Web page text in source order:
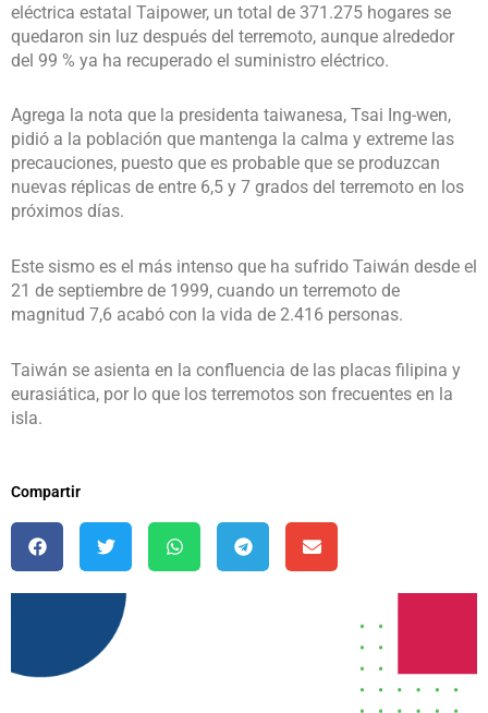
eléctrica estatal Taipower, un total de 371.275 hogares se
quedaron sin luz después del terremoto, aunque alrededor
del 99 % ya ha recuperado el suministro eléctrico.
Agrega la nota que la presidenta taiwanesa, Tsai Ing-wen,
pidió a la población que mantenga la calma y extreme las
precauciones, puesto que es probable que se produzcan
nuevas réplicas de entre 6,5 y 7 grados del terremoto en los
próximos días.
Este sismo es el más intenso que ha sufrido Taiwán desde el
21 de septiembre de 1999, cuando un terremoto de
magnitud 7,6 acabó con la vida de 2.416 personas.
Taiwán se asienta en la confluencia de las placas filipina y
eurasiática, por lo que los terremotos son frecuentes en la
isla.
Compartir